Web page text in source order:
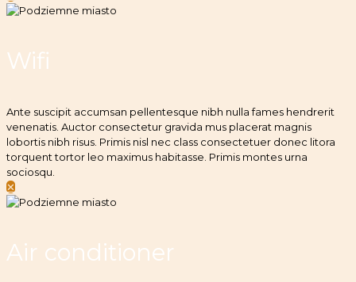
Wifi
Ante suscipit accumsan pellentesque nibh nulla fames hendrerit
venenatis. Auctor consectetur gravida mus placerat magnis
lobortis nibh risus. Primis nisl nec class consectetuer donec litora
torquent tortor leo maximus habitasse. Primis montes urna
sociosqu.
✕
Air conditioner